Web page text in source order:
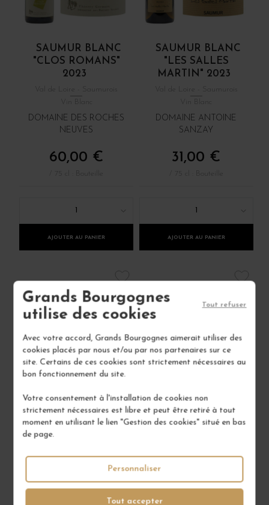
Grands Bourgognes
utilise des cookies
Avec votre accord, Grands Bourgognes aimerait utiliser des
cookies placés par nous et/ou par nos partenaires sur ce
site. Certains de ces cookies sont strictement nécessaires au
bon fonctionnement du site.
Votre consentement à l'installation de cookies non
strictement nécessaires est libre et peut être retiré à tout
moment en utilisant le lien "Gestion des cookies" situé en bas
de page.
Tout accepter
Tout refuser
Personnaliser
SAUMUR BLANC
"CLOS ROMANS"
2023
DOMAINE DES ROCHES
NEUVES
60,00 €
AJOUTER AU PANIER
SAUMUR BLANC
"LES SALLES
MARTIN" 2023
DOMAINE ANTOINE
SANZAY
31,00 €
AJOUTER AU PANIER
"TERRES" 2016
Vin Blanc
"YVONNE" 2024
Val de Loire - Saumurois